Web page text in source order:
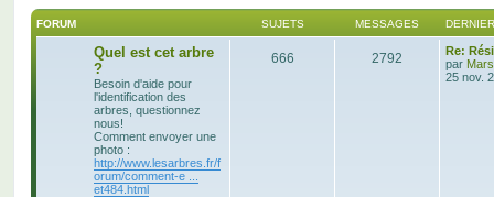
FORUM SUJETS MESSAGES
Quel est cet arbre
?
Besoin d'aide pour
l'identification des
arbres, questionnez
nous!
Comment envoyer une
photo :
http://www.lesarbres.fr/f
orum/comment-e ...
et484.html
666 2792
Re:
par
25 nov.